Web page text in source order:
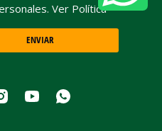
Ver Política
ENVIAR